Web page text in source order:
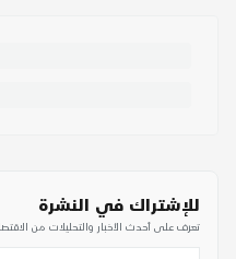
للإشتراك في النشرة
تعرف على أحدث الأخبار والتحليلات من